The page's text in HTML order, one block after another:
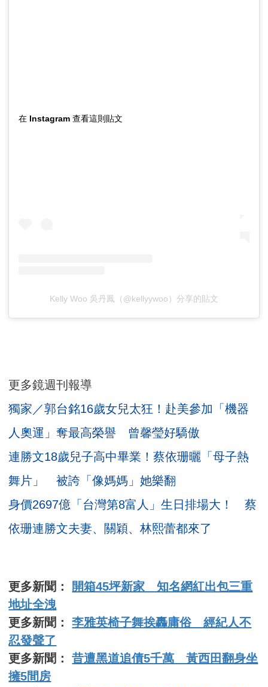
在 Instagram 查看這則貼文
Kelly Woo 吳丹鳳（@kellyywoo）分享的貼文
更多鏡週刊報導
獨家／郭台銘16歲女兒太狂！赴美參加「機器
人奧運」奪最高榮譽 曾馨瑩好驕傲
連勝文18歲兒子高中畢業！蔡依珊曬「母子熱
舞片」 被誇「像媽媽」她樂翻
身價2697億「台灣第8富人」生日排場大！ 蔡
依珊連勝文夫妻、關穎、林熙蕾都來了
更多新聞：
開箱45坪新家 知名網紅出包三重
地址全洩
更多新聞：李雅英椅子舞挨轟庸俗 經紀人不
忍發聲了
更多新聞：昔遭黑道追債5千萬 黃西田翻身坐
擁5間房